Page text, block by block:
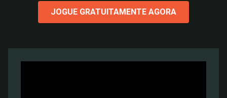
JOGUE GRATUITAMENTE AGORA